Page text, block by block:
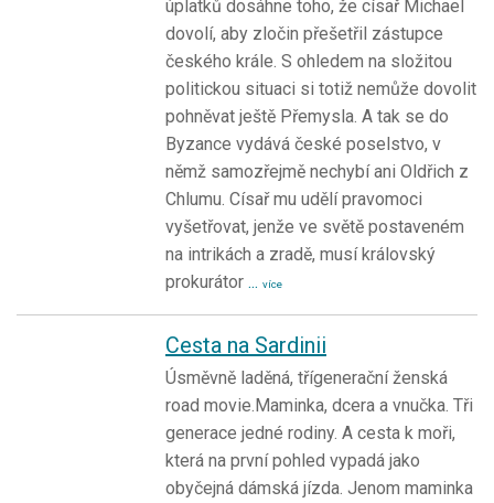
úplatků dosáhne toho, že císař Michael
dovolí, aby zločin přešetřil zástupce
českého krále. S ohledem na složitou
politickou situaci si totiž nemůže dovolit
pohněvat ještě Přemysla. A tak se do
Byzance vydává české poselstvo, v
němž samozřejmě nechybí ani Oldřich z
Chlumu. Císař mu udělí pravomoci
vyšetřovat, jenže ve světě postaveném
na intrikách a zradě, musí královský
prokurátor ... více
Cesta na Sardinii
Úsměvně laděná, třígenerační ženská
road movie.Maminka, dcera a vnučka. Tři
generace jedné rodiny. A cesta k moři,
která na první pohled vypadá jako
obyčejná dámská jízda. Jenom maminka